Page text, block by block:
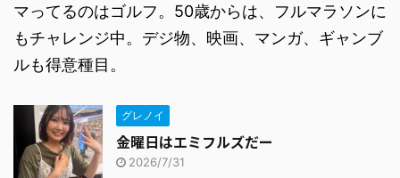
マってるのはゴルフ。50歳からは、フルマラソンに
もチャレンジ中。デジ物、映画、マンガ、ギャンブ
ルも得意種目。
グレノイ
金曜日はエミフルズだー
2026/7/31